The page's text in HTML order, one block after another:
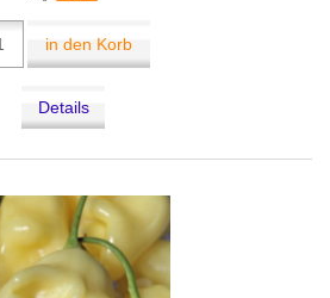
in den Korb
Details